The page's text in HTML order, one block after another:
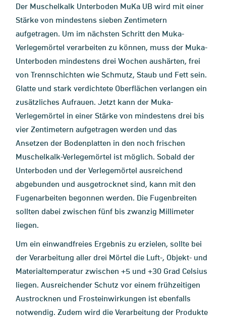
Der Muschelkalk Unterboden MuKa UB wird mit einer
Stärke von mindestens sieben Zentimetern
aufgetragen. Um im nächsten Schritt den Muka-
Verlegemörtel verarbeiten zu können, muss der Muka-
Unterboden mindestens drei Wochen aushärten, frei
von Trennschichten wie Schmutz, Staub und Fett sein.
Glatte und stark verdichtete Oberflächen verlangen ein
zusätzliches Aufrauen. Jetzt kann der Muka-
Verlegemörtel in einer Stärke von mindestens drei bis
vier Zentimetern aufgetragen werden und das
Ansetzen der Bodenplatten in den noch frischen
Muschelkalk-Verlegemörtel ist möglich. Sobald der
Unterboden und der Verlegemörtel ausreichend
abgebunden und ausgetrocknet sind, kann mit den
Fugenarbeiten begonnen werden. Die Fugenbreiten
sollten dabei zwischen fünf bis zwanzig Millimeter
liegen.
Um ein einwandfreies Ergebnis zu erzielen, sollte bei
der Verarbeitung aller drei Mörtel die Luft-, Objekt- und
Materialtemperatur zwischen +5 und +30 Grad Celsius
liegen. Ausreichender Schutz vor einem frühzeitigen
Austrocknen und Frosteinwirkungen ist ebenfalls
notwendig. Zudem wird die Verarbeitung der Produkte